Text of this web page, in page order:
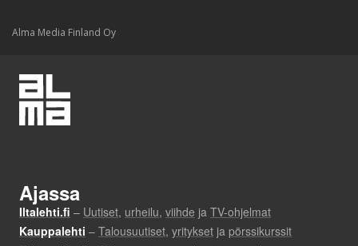
Alma Media Finland Oy